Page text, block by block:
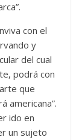
con el
y
del cual
podrá con
que
americana”.
ido en
un sujeto